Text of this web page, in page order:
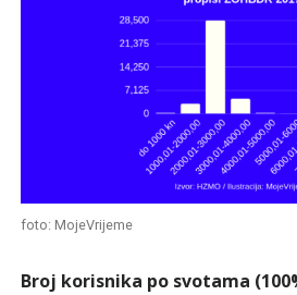
foto: MojeVrijeme
Broj korisnika po svotama